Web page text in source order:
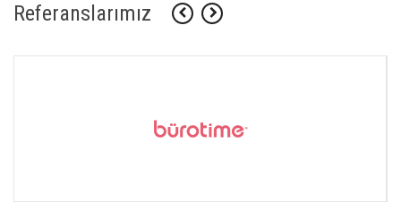
Referanslarımız